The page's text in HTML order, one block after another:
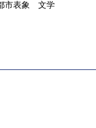
市表象 ⽂学